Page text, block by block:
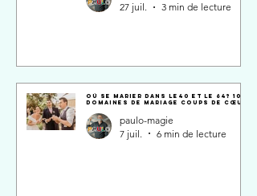
27 juil.
3 min de lecture
Où se marier dans le40 et le 64? 10
Domaines de Mariage Coups de Cœur
paulo-magie
7 juil.
6 min de lecture